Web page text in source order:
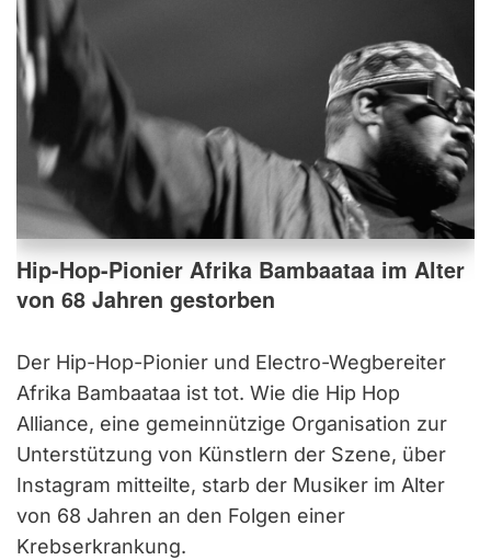
Hip-Hop-Pionier Afrika Bambaataa im Alter
von 68 Jahren gestorben
Der Hip-Hop-Pionier und Electro-Wegbereiter
Afrika Bambaataa ist tot. Wie die Hip Hop
Alliance, eine gemeinnützige Organisation zur
Unterstützung von Künstlern der Szene, über
Instagram mitteilte, starb der Musiker im Alter
von 68 Jahren an den Folgen einer
Krebserkrankung.